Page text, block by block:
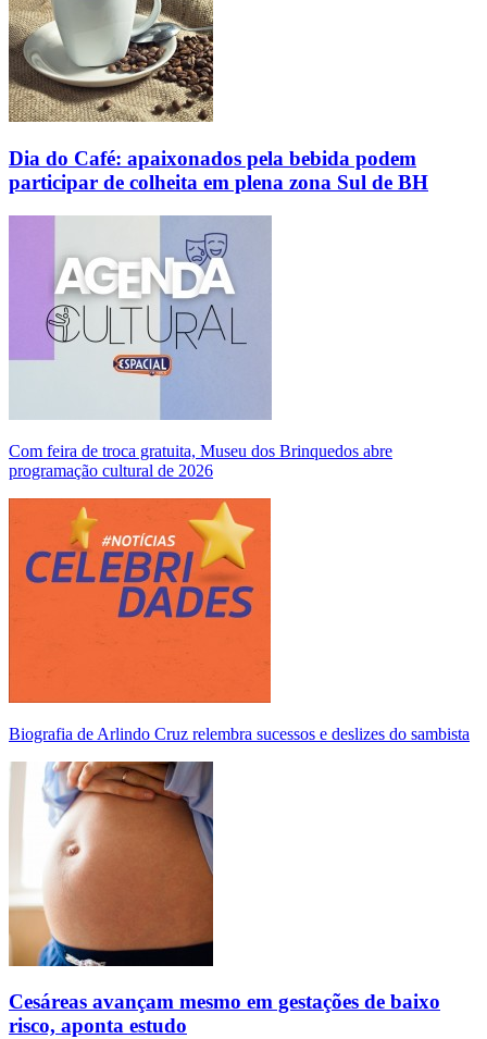
Dia do Café: apaixonados pela bebida podem
participar de colheita em plena zona Sul de BH
Com feira de troca gratuita, Museu dos Brinquedos abre
programação cultural de 2026
Biografia de Arlindo Cruz relembra sucessos e deslizes do sambista
Cesáreas avançam mesmo em gestações de baixo
risco, aponta estudo